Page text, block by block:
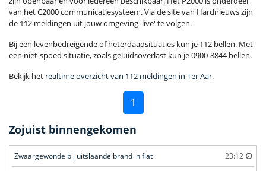
van het C2000 communicatiesysteem. Via de site van Hardnieuws zijn
de 112 meldingen uit jouw omgeving 'live' te volgen.
Bij een levenbedreigende of heterdaadsituaties kun je 112 bellen. Met
een niet-spoed situatie, zoals geluidsoverlast kun je 0900-8844 bellen.
Bekijk het realtime overzicht van 112 meldingen in Ter Aar.
1
Zojuist binnengekomen
Zwaargewonde bij uitslaande brand in flat 23:12